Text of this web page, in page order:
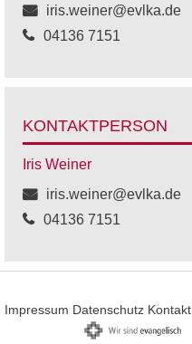
iris.weiner@evlka.de
04136 7151
KONTAKTPERSON
Iris Weiner
iris.weiner@evlka.de
04136 7151
Impressum Datenschutz Kontakt